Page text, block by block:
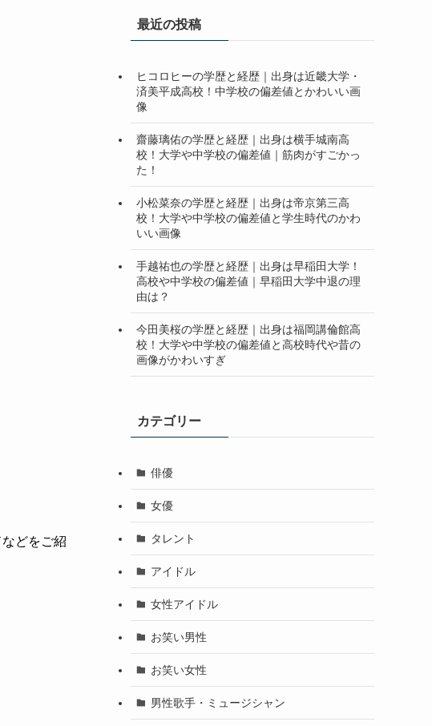
どをご紹
最近の投稿
ヒコロヒーの学歴と経歴｜出身は近畿大学・
済美平成高校！中学校の偏差値とかわいい画
像
齋藤璃佑の学歴と経歴｜出身は横手城南高
校！大学や中学校の偏差値｜筋肉がすごかっ
た！
小松菜奈の学歴と経歴｜出身は帝京第三高
校！大学や中学校の偏差値と学生時代のかわ
いい画像
手越祐也の学歴と経歴｜出身は早稲田大学！
高校や中学校の偏差値｜早稲田大学中退の理
由は？
今田美桜の学歴と経歴｜出身は福岡講倫館高
校！大学や中学校の偏差値と高校時代や昔の
画像がかわいすぎ
カテゴリー
俳優
女優
タレント
アイドル
女性アイドル
お笑い男性
お笑い女性
男性歌手・ミュージシャン